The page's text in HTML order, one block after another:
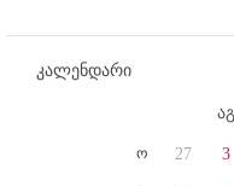
კალენდარი
ო 27 3